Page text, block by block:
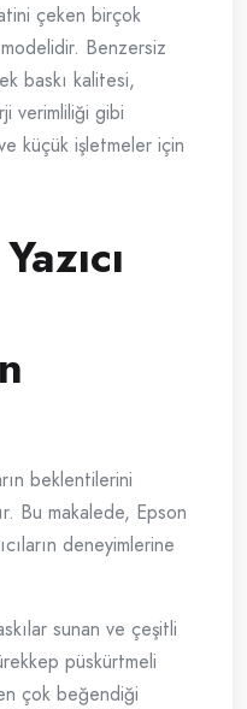
çeken birçok
Benzersiz
baskı kalitesi,
verimliliği gibi
küçük işletmeler için
beklentilerini
Bu makalede, Epson
deneyimlerine
sunan ve çeşitli
püskürtmeli
çok beğendiği